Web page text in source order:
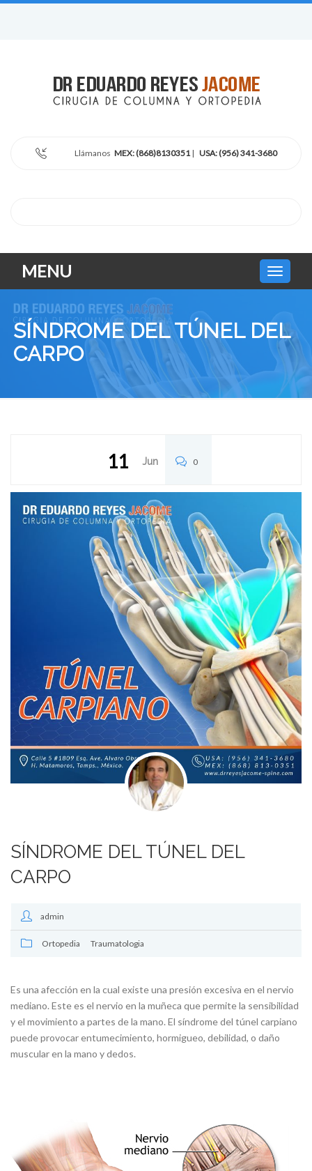
Llámanos MEX: (868)8130351| USA: (956) 341-3680
MENU
SÍNDROME DEL TÚNEL DEL
CARPO
11 Jun 0
SÍNDROME DEL TÚNEL DEL
CARPO
admin
Ortopedia Traumatologia
Es una afección en la cual existe una presión excesiva en el nervio
mediano. Este es el nervio en la muñeca que permite la sensibilidad
y el movimiento a partes de la mano. El síndrome del túnel carpiano
puede provocar entumecimiento, hormigueo, debilidad, o daño
muscular en la mano y dedos.